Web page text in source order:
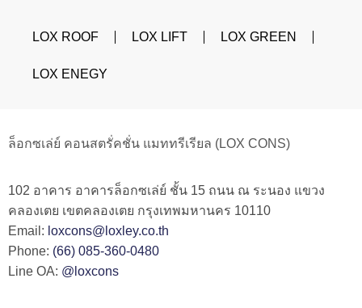
LOX ROOF LOX LIFT LOX GREEN
LOX ENEGY
ล็อกซเล่ย์ คอนสตรั่คชั่น แมททรีเรียล (LOX CONS)
102 อาคาร อาคารล็อกซเล่ย์ ชั้น 15 ถนน ณ ระนอง แขวง
คลองเตย เขตคลองเตย กรุงเทพมหานคร 10110
Email: loxcons@loxley.co.th
Phone: (66) 085-360-0480
Line OA: @loxcons